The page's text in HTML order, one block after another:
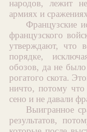
народов, лежит
армиях и
Французские
французского
утверждают, что
порядке,
обозов, да не
рогатого скота.
ничто, потому
сено и не давали
Выигранное
результатов,